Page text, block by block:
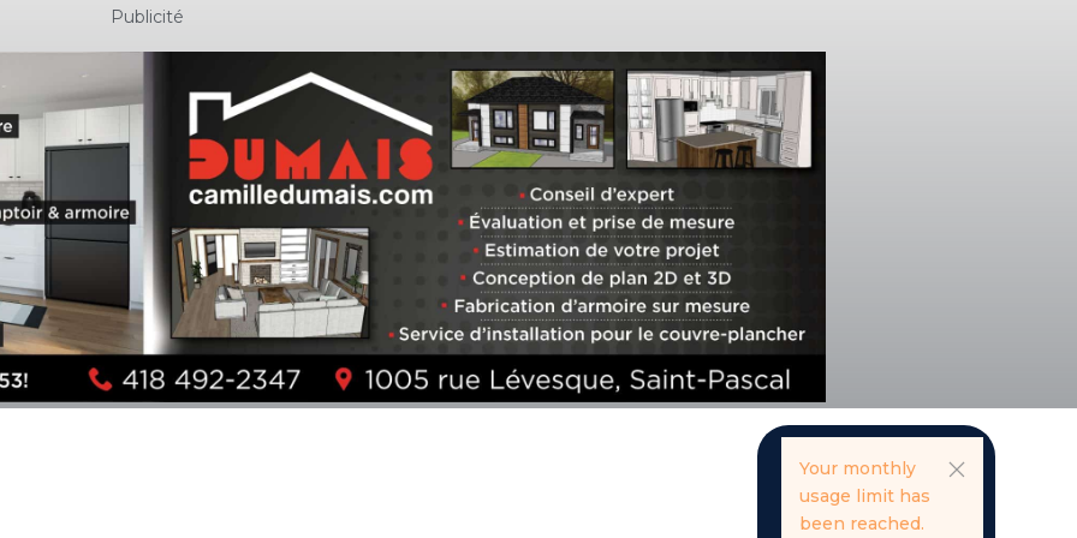
Publicité
Your monthly
usage limit has
been reached.